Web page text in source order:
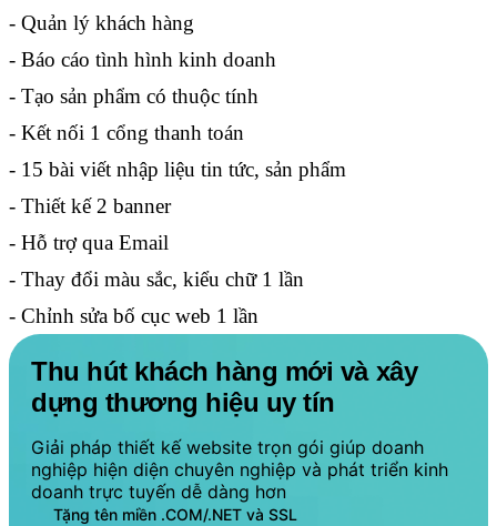
- Quản lý khách hàng
- Báo cáo tình hình kinh doanh
- Tạo sản phẩm có thuộc tính
- Kết nối 1 cổng thanh toán
- 15 bài viết nhập liệu tin tức, sản phẩm
- Thiết kế 2 banner
- Hỗ trợ qua Email
- Thay đổi màu sắc, kiểu chữ 1 lần
- Chỉnh sửa bố cục web 1 lần
Thu hút khách hàng mới và xây
dựng thương hiệu uy tín
Giải pháp thiết kế website trọn gói giúp doanh
nghiệp hiện diện chuyên nghiệp và phát triển kinh
doanh trực tuyến dễ dàng hơn
Tặng tên miền .COM/.NET và SSL